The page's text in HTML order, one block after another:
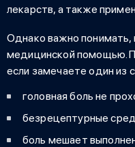
лекарств, а также
Однако важно понимать,
медицинской помощью.
если замечаете один
головная боль не
безрецептурные
боль мешает